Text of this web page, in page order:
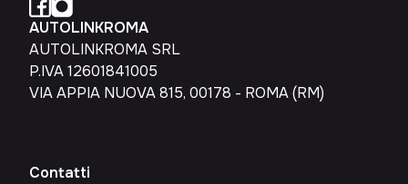
AUTOLINKROMA
AUTOLINKROMA SRL
P.IVA 12601841005
VIA APPIA NUOVA 815, 00178 - ROMA (RM)
Contatti